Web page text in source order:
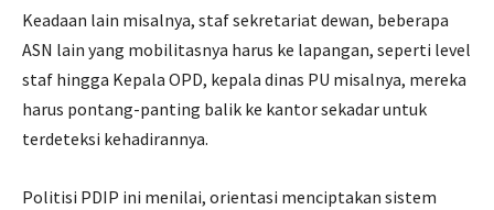
Keadaan lain misalnya, staf sekretariat dewan, beberapa
ASN lain yang mobilitasnya harus ke lapangan, seperti level
staf hingga Kepala OPD, kepala dinas PU misalnya, mereka
harus pontang-panting balik ke kantor sekadar untuk
terdeteksi kehadirannya.
Politisi PDIP ini menilai, orientasi menciptakan sistem